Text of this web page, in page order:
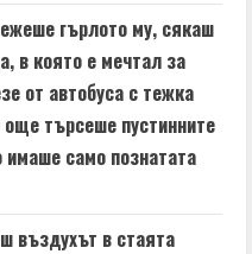
гърлото му, сякаш
в която е мечтал за
от автобуса с тежка
още търсеше пустинните
имаше само познатата
въздухът в стаята